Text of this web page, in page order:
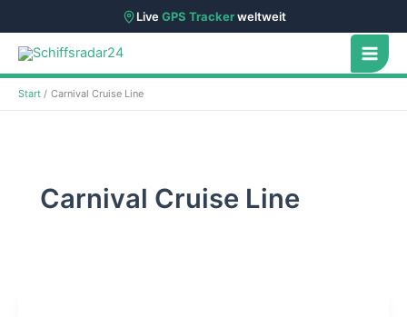
LiveGPS Trackerweltweit
Zum
Inhalt
springen
Start Carnival Cruise Line
Carnival Cruise Line